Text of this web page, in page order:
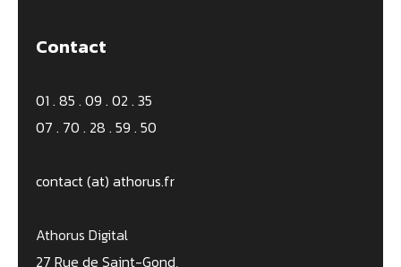
Contact
01 . 85 . 09 . 02 . 35
07 . 70 . 28 . 59 . 50
contact (at) athorus.fr
Athorus Digital
27 Rue de Saint-Gond,